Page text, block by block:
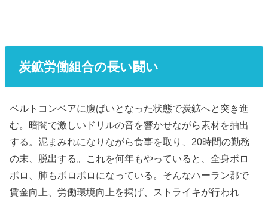
炭鉱労働組合の長い闘い
ベルトコンベアに腹ばいとなった状態で炭鉱へと突き進
む。暗闇で激しいドリルの音を響かせながら素材を抽出
する。泥まみれになりながら食事を取り、20時間の勤務
の末、脱出する。これを何年もやっていると、全身ボロ
ボロ、肺もボロボロになっている。そんなハーラン郡で
賃金向上、労働環境向上を掲げ、ストライキが行われ